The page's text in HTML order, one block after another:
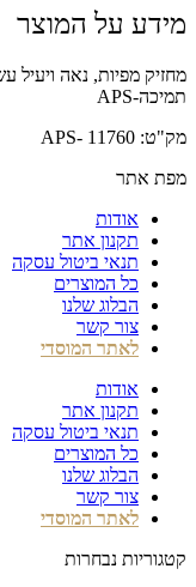
מידע על המוצר
תמיכה-APS
מק"ט: 11760 -APS
מפת אתר
אודות
תקנון אתר
תנאי ביטול עסקה
כל המוצרים
הבלוג שלנו
צור קשר
לאתר המוסדי
אודות
תקנון אתר
תנאי ביטול עסקה
כל המוצרים
הבלוג שלנו
צור קשר
לאתר המוסדי
קטגוריות נבחרות